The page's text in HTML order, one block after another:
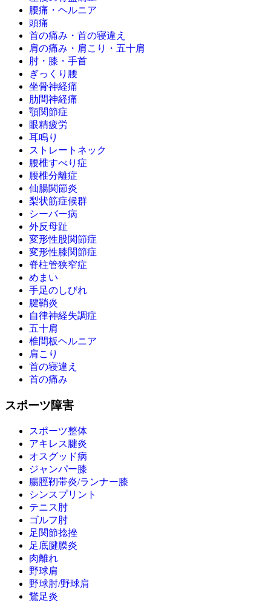
腰痛・ヘルニア
頭痛
首の痛み・首の寝違え
肩の痛み・肩こり・五十肩
肘・膝・手首
ぎっくり腰
坐骨神経痛
肋間神経痛
顎関節症
眼精疲労
耳鳴り
ストレートネック
腰椎すべり症
腰椎分離症
仙腸関節炎
梨状筋症候群
シーバー病
外反母趾
変形性股関節症
変形性膝関節症
脊柱管狭窄症
めまい
手足のしびれ
腱鞘炎
自律神経失調症
五十肩
椎間板ヘルニア
肩こり
首の寝違え
首の痛み
スポーツ障害
スポーツ整体
アキレス腱炎
オスグッド病
ジャンパー膝
腸脛靭帯炎/ランナー膝
シンスプリント
テニス肘
ゴルフ肘
足関節捻挫
足底腱膜炎
肉離れ
野球肩
野球肘/野球肩
鵞足炎